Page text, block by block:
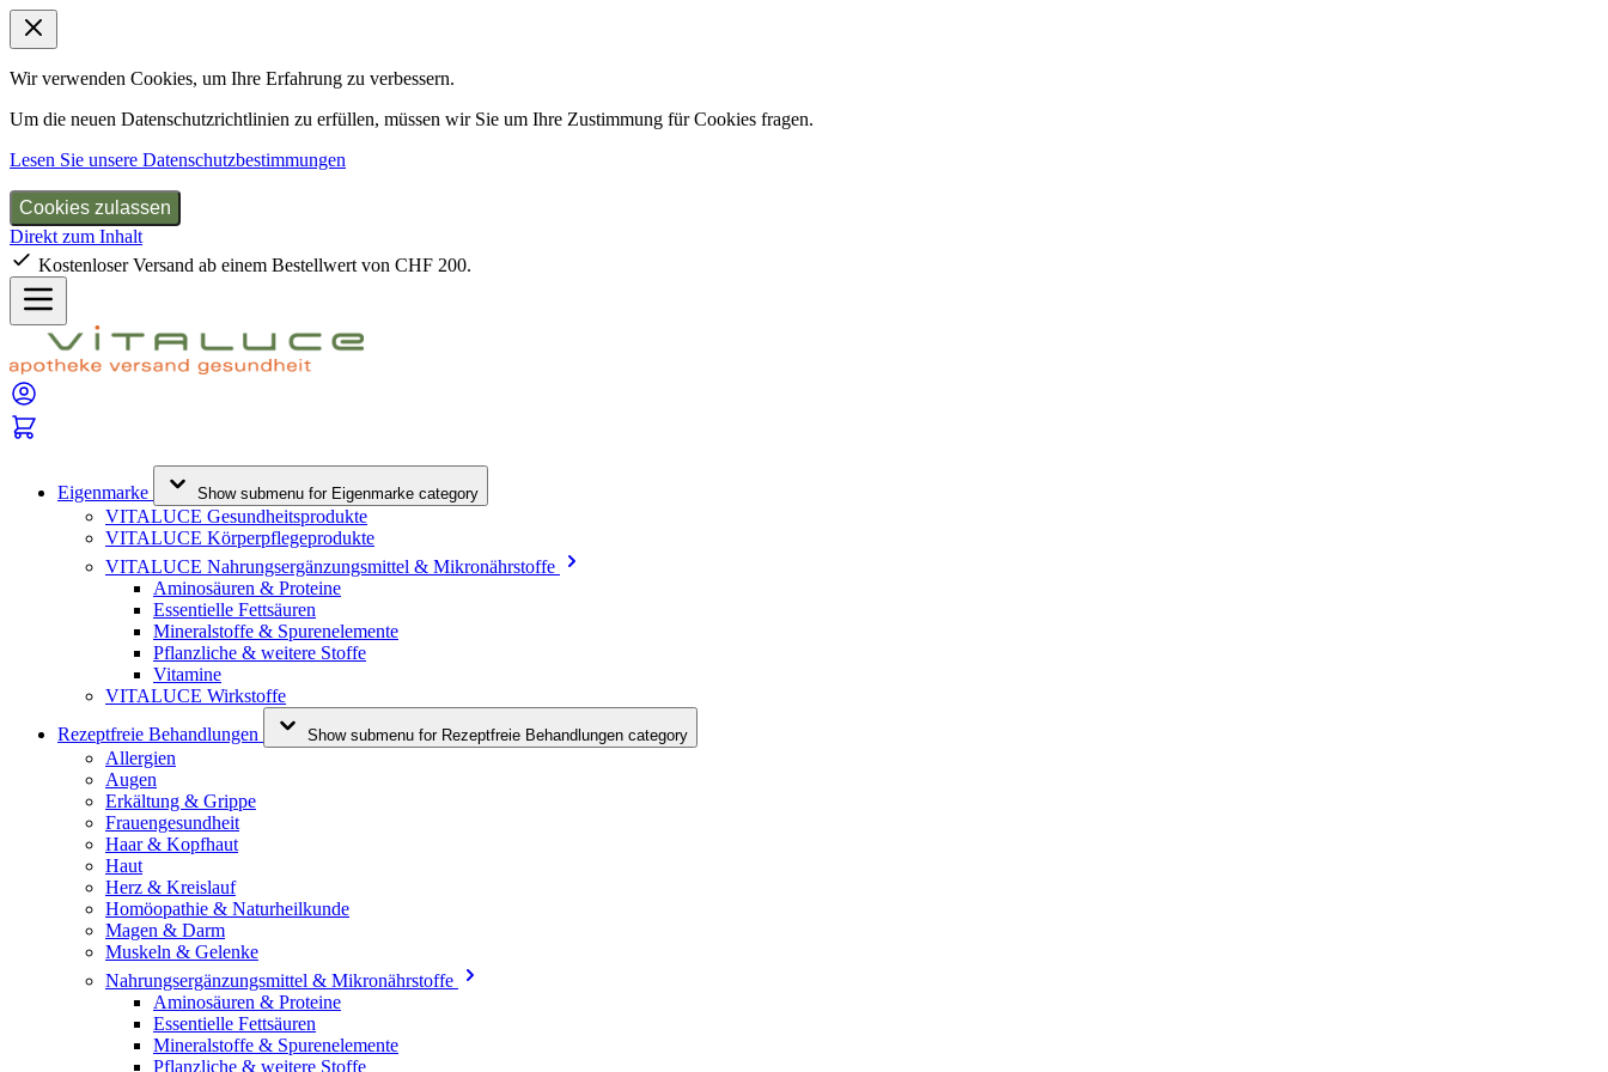
Wir verwenden Cookies, um Ihre Erfahrung zu verbessern.
Um die neuen Datenschutzrichtlinien zu erfüllen, müssen wir Sie um Ihre Zustimmung für Cookies fragen.
Lesen Sie unsere Datenschutzbestimmungen
Cookies zulassen
Direkt zum Inhalt
Kostenloser Versand ab einem Bestellwert von CHF 200.
Eigenmarke Show submenu for Eigenmarke category
VITALUCE Gesundheitsprodukte
VITALUCE Körperpflegeprodukte
VITALUCE Nahrungsergänzungsmittel & Mikronährstoffe
Aminosäuren & Proteine
Essentielle Fettsäuren
Mineralstoffe & Spurenelemente
Pflanzliche & weitere Stoffe
Vitamine
VITALUCE Wirkstoffe
Rezeptfreie Behandlungen
Show submenu for Rezeptfreie Behandlungen category
Allergien
Augen
Erkältung & Grippe
Frauengesundheit
Haar & Kopfhaut
Haut
Herz & Kreislauf
Homöopathie & Naturheilkunde
Magen & Darm
Muskeln & Gelenke
Nahrungsergänzungsmittel & Mikronährstoffe
Aminosäuren & Proteine
Essentielle Fettsäuren
Mineralstoffe & Spurenelemente
Pflanzliche & weitere Stoffe